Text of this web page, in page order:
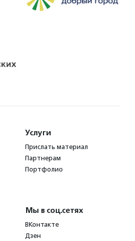
Услуги
Прислать материал
Партнерам
Портфолио
Мы в соц.сетях
ВКонтакте
Дзен